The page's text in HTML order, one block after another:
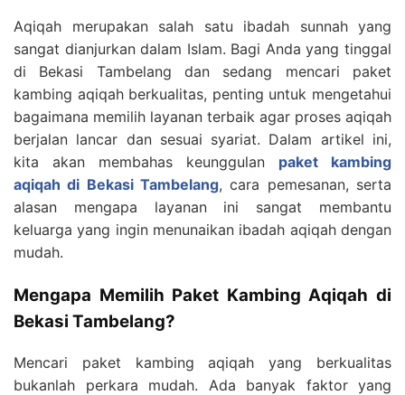
Aqiqah merupakan salah satu ibadah sunnah yang
sangat dianjurkan dalam Islam. Bagi Anda yang tinggal
di Bekasi Tambelang dan sedang mencari paket
kambing aqiqah berkualitas, penting untuk mengetahui
bagaimana memilih layanan terbaik agar proses aqiqah
berjalan lancar dan sesuai syariat. Dalam artikel ini,
kita akan membahas keunggulan paket kambing
aqiqah di Bekasi Tambelang, cara pemesanan, serta
alasan mengapa layanan ini sangat membantu
keluarga yang ingin menunaikan ibadah aqiqah dengan
mudah.
Mengapa Memilih Paket Kambing Aqiqah di
Bekasi Tambelang?
Mencari paket kambing aqiqah yang berkualitas
bukanlah perkara mudah. Ada banyak faktor yang